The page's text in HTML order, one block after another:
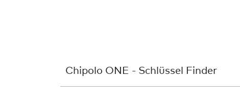
Chipolo ONE - Schlüssel Finder